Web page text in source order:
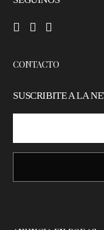
CONTACTO
SUSCRIBITE A LA